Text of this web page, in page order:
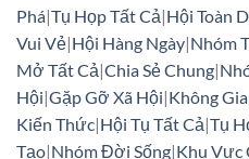
Phá|Tụ Họp Tất Cả|Hội Toàn
Vui Vẻ|Hội Hàng Ngày|Nhóm
Mở Tất Cả|Chia Sẻ Chung|
Hội|Gặp Gỡ Xã Hội|Không
Kiến Thức|Hội Tụ Tất Cả|Tụ
Tạo|Nhóm Đời Sống|Khu Vực